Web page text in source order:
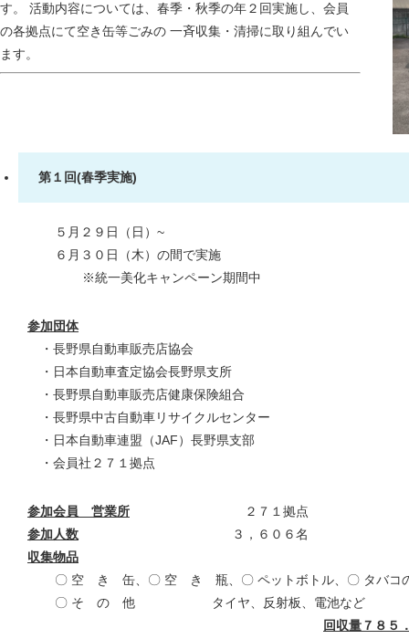
す。 活動内容については、春季・秋季の年２回実施し、会員
の各拠点にて空き缶等ごみの 一斉収集・清掃に取り組んでい
ます。
第１回(春季実施)
５月２９日（日）~
６月３０日（木）の間で実施
※統一美化キャンペーン期間中
参加団体
・長野県自動車販売店協会
・日本自動車査定協会長野県支所
・長野県自動車販売店健康保険組合
・長野県中古自動車リサイクルセンター
・日本自動車連盟（JAF）長野県支部
・会員社２７１拠点
参加会員 営業所 ２７１拠点
参加人数 ３，６０６名
収集物品
〇 空 き 缶、〇 空 き 瓶、〇 ペットボトル、〇 タバコ
〇 そ の 他 タイヤ、反射板、電池など
回収量７８５